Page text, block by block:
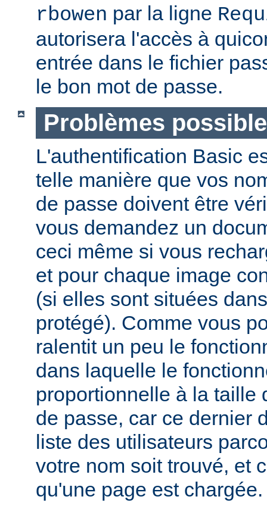
rbowen par la ligne
autorisera l'accès à
entrée dans le fichier
le bon mot de passe.
Problèmes
L'authentification Basic
telle manière que vos
de passe doivent être
vous demandez un
ceci même si vous
et pour chaque image
(si elles sont situées
protégé). Comme vous
ralentit un peu le
dans laquelle le
proportionnelle à la taille
de passe, car ce dernier
liste des utilisateurs
votre nom soit trouvé, et
qu'une page est chargée.